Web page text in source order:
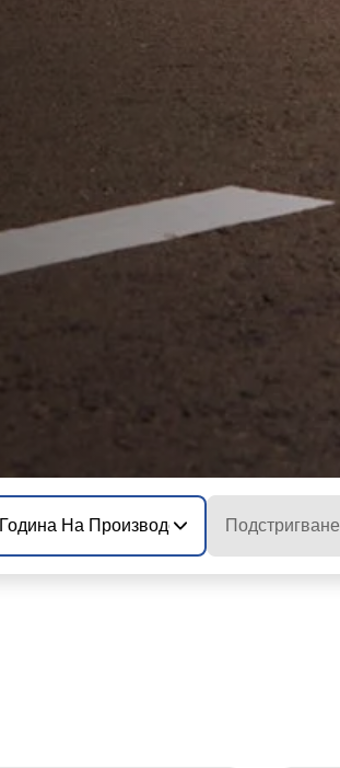
Година На Производство На Модела
Подстригване